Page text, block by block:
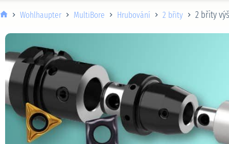
Wohlhaupter MultiBore Hrubování 2 břity 2 břity